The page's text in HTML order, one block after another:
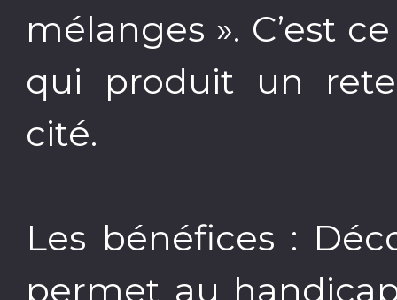
mélanges ». C’est
qui produit un
cité.
Les bénéfices :
permet au